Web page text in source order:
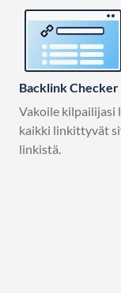
Backlink Checker
Vakoile kilpailijasi
kaikki linkittyvät
linkistä.